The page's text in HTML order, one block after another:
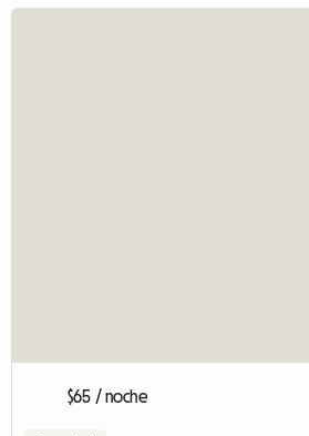
$65 / noche